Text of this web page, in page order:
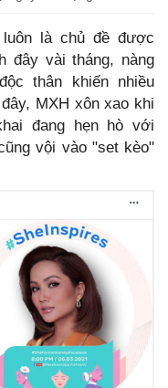
là chủ đề được
đây vài tháng, nàng
thân khiến nhiều
MXH xôn xao khi
đang hẹn hò với
vội vào "set kèo"